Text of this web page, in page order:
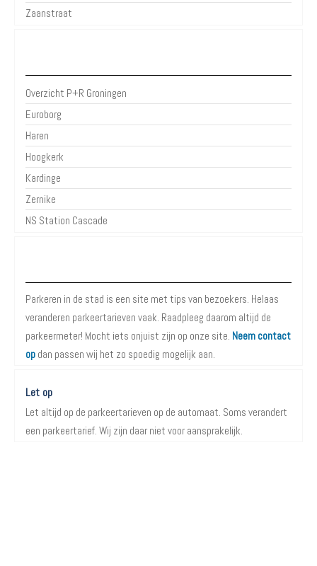
Zaanstraat
Overzicht P+R Groningen
Euroborg
Haren
Hoogkerk
Kardinge
Zernike
NS Station Cascade
Parkeren in de stad is een site met tips van bezoekers. Helaas
veranderen parkeertarieven vaak. Raadpleeg daarom altijd de
parkeermeter! Mocht iets onjuist zijn op onze site. Neem contact
op dan passen wij het zo spoedig mogelijk aan.
Let op
Let altijd op de parkeertarieven op de automaat. Soms verandert
een parkeertarief. Wij zijn daar niet voor aansprakelijk.